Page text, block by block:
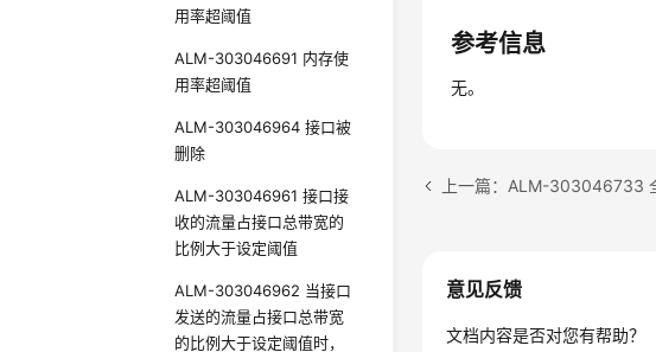
用率超阈值
ALM-303046691 内存使
用率超阈值
ALM-303046964 接口被
删除
ALM-303046961 接口接
收的流量占接口总带宽的
比例大于设定阈值
ALM-303046962 当接口
发送的流量占接口总带宽
的比例大于设定阈值时，
参考信息
无。
意见反馈
文档内容是否对您有帮助？